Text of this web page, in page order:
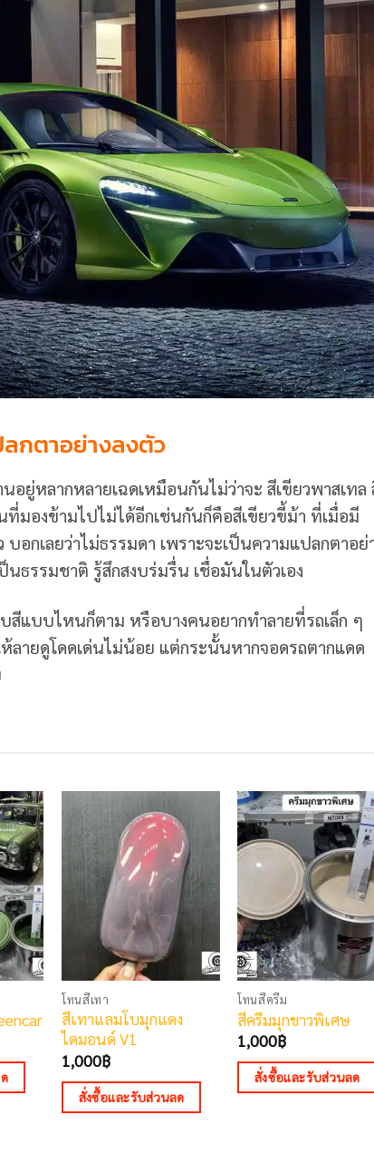
กตาอย่างลงตัว
นอยู่หลากหลายเฉดเหมือนกันไม่ว่าจะ สีเขียวพาสเทล
มองข้ามไปไม่ได้อีกเช่นกันก็คือสีเขียวขี้ม้า ที่เมื่อมี
อกเลยว่าไม่ธรรมดา เพราะจะเป็นความแปลกตาอย่
ธรรมชาติ รู้สึกสงบร่มรื่น เชื่อมันในตัวเอง
บสีแบบไหนก็ตาม หรือบางคนอยากทำลายที่รถเล็ก ๆ
ายดูโดดเด่นไม่น้อย แต่กระนั้นหากจอดรถตากแดด
โทนสีเทา
สีเทาแลมโบมุกแดง
ไดมอนด์ V1
1,000฿
สั่งซื้อและรับส่วนลด
โทนสีครีม
สีครีมมุกขาวพิเศษ
1,000฿
สั่งซื้อและรับส่วนลด